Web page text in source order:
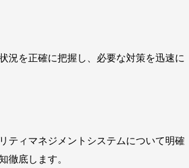
況を正確に把握し、必要な対策を迅速に
ティマネジメントシステムについて明確
徹底します。